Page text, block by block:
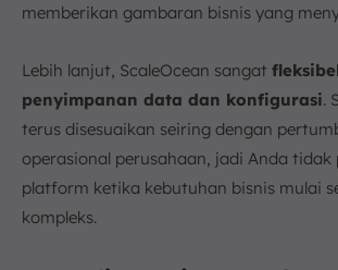
memberikan gambaran bisnis yang
Lebih lanjut, ScaleOcean sangat
penyimpanan data dan konfigurasi.
terus disesuaikan seiring dengan
operasional perusahaan, jadi Anda tidak
platform ketika kebutuhan bisnis mulai
kompleks.